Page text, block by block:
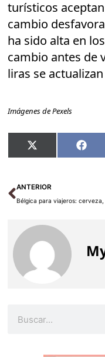
turísticos
cambio
ha sido alta en
cambio antes de
liras se
Imágenes de Pexels
Compartir
en
X
(Twitter) en
Ant
ANTERIOR